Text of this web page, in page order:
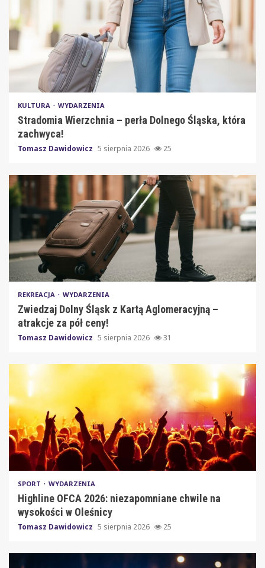
KULTURA WYDARZENIA
Stradomia Wierzchnia – perła Dolnego Śląska, która
zachwyca!
Tomasz Dawidowicz 5 sierpnia 2026 25
REKREACJA WYDARZENIA
Zwiedzaj Dolny Śląsk z Kartą Aglomeracyjną –
atrakcje za pół ceny!
Tomasz Dawidowicz 5 sierpnia 2026 31
SPORT WYDARZENIA
Highline OFCA 2026: niezapomniane chwile na
wysokości w Oleśnicy
Tomasz Dawidowicz 5 sierpnia 2026 25